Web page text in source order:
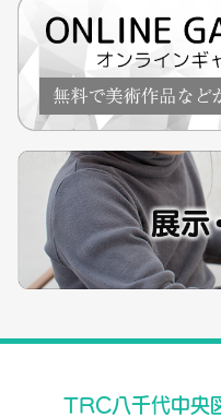
TRC八千代中央